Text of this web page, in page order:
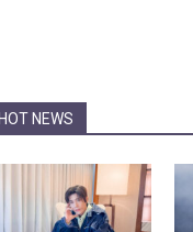
HOT NEWS